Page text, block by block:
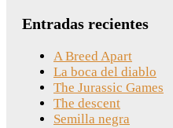
Entradas recientes
A Breed Apart
La boca del diablo
The Jurassic Games
The descent
Semilla negra